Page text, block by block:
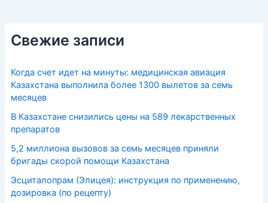
Свежие записи
Когда счет идет на минуты: медицинская авиация
Казахстана выполнила более 1300 вылетов за семь
месяцев
В Казахстане снизились цены на 589 лекарственных
препаратов
5,2 миллиона вызовов за семь месяцев приняли
бригады скорой помощи Казахстана
Эсциталопрам (Элицея): инструкция по применению,
дозировка (по рецепту)